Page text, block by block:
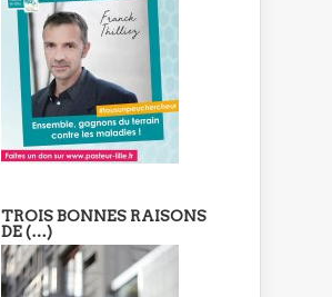
TROIS BONNES RAISONS
DE (…)